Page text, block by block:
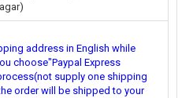
address in English while
choose"Paypal Express
supply one shipping
order will be shipped to your